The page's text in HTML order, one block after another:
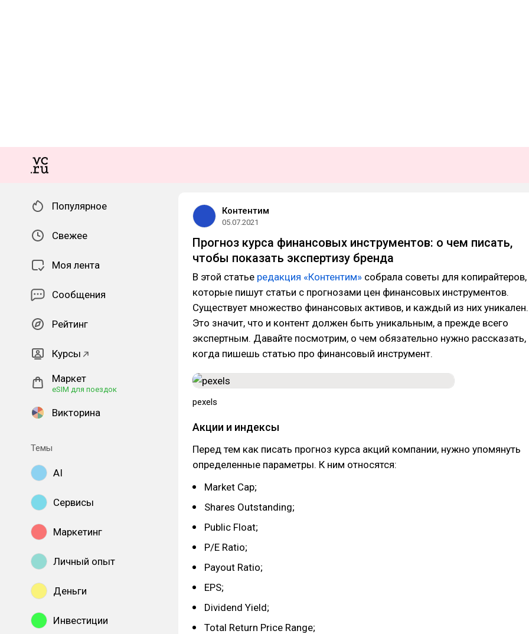
Популярное
Свежее
Моя лента
Сообщения
Рейтинг
Курсы
Маркет
eSIM для поездок
Викторина
Темы
AI
Сервисы
Маркетинг
Личный опыт
Деньги
Инвестиции
Контентим
05.07.2021
Прогноз курса финансовых инструментов: о чем писать,
чтобы показать экспертизу бренда
В этой статье редакция «Контентим» собрала советы для копирайтеров,
которые пишут статьи с прогнозами цен финансовых инструментов.
Существует множество финансовых активов, и каждый из них уникален.
Это значит, что и контент должен быть уникальным, а прежде всего
экспертным. Давайте посмотрим, о чем обязательно нужно рассказать,
когда пишешь статью про финансовый инструмент.
pexels
Акции и индексы
Перед тем как писать прогноз курса акций компании, нужно упомянуть
определенные параметры. К ним относятся:
Market Cap;
Shares Outstanding;
Public Float;
P/E Ratio;
Payout Ratio;
EPS;
Dividend Yield;
Total Return Price Range;